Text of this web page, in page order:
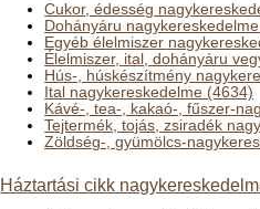
Cukor, édesség
Dohányáru
Egyéb élelmiszer
Élelmiszer, ital, dohányáru
Hús-, húskészítmény
Ital nagykereskedelme (4634)
Kávé-, tea-, kakaó-, fűszer-
Tejtermék, tojás, zsiradék
Zöldség-, gyümölcs-
Háztartási cikk